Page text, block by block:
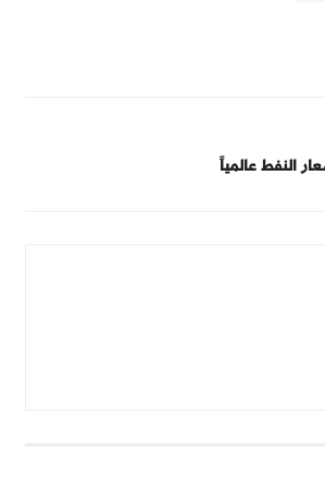
النفط عالمياً